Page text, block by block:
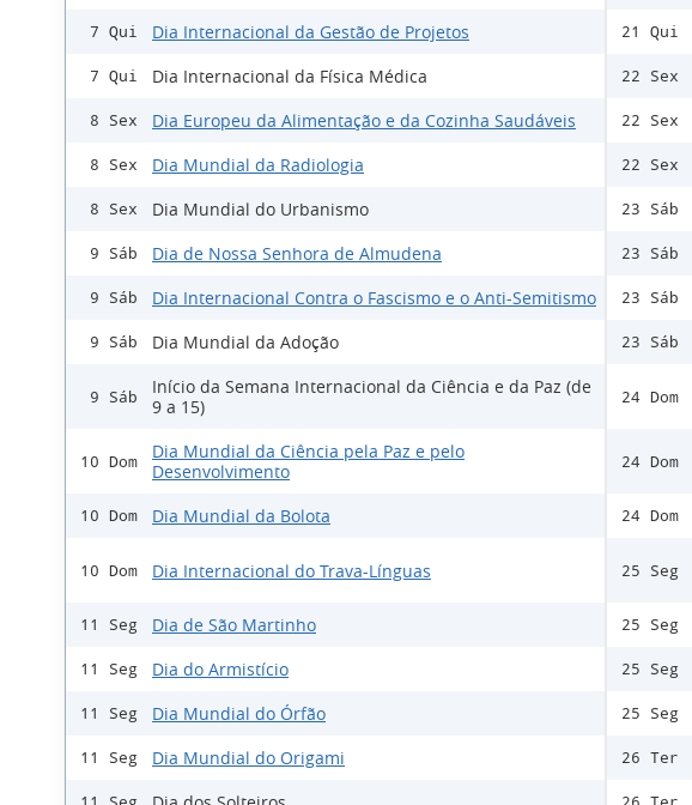
7 Qui Dia Internacional da Gestão de Projetos
7 Qui Dia Internacional da Física Médica
8 Sex Dia Europeu da Alimentação e da Cozinha Saudáveis
8 Sex Dia Mundial da Radiologia
8 Sex Dia Mundial do Urbanismo
9 Sáb Dia de Nossa Senhora de Almudena
9 Sáb Dia Internacional Contra o Fascismo e o Anti-Semitismo
9 Sáb Dia Mundial da Adoção
9 Sáb
Início da Semana Internacional da Ciência e da Paz (de
9 a 15)
10 Dom
Dia Mundial da Ciência pela Paz e pelo
Desenvolvimento
10 Dom Dia Mundial da Bolota
10 Dom Dia Internacional do Trava-Línguas
11 Seg Dia de São Martinho
11 Seg Dia do Armistício
11 Seg Dia Mundial do Órfão
11 Seg Dia Mundial do Origami
21 Qui
22 Sex
22 Sex
22 Sex
23 Sáb
23 Sáb
23 Sáb
23 Sáb
24 Dom
24 Dom
24 Dom
25 Seg
25 Seg
25 Seg
25 Seg
26 Ter